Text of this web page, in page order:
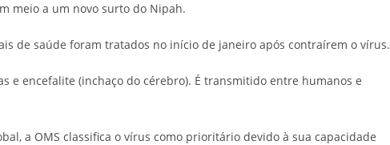
meio a um novo surto do Nipah.
de saúde foram tratados no início de janeiro após contraírem o vírus.
e encefalite (inchaço do cérebro). É transmitido entre humanos e
a OMS classifica o vírus como prioritário devido à sua capacidade